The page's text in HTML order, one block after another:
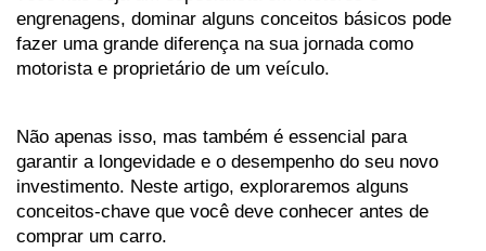
engrenagens, dominar alguns conceitos básicos pode
fazer uma grande diferença na sua jornada como
motorista e proprietário de um veículo.
Não apenas isso, mas também é essencial para
garantir a longevidade e o desempenho do seu novo
investimento. Neste artigo, exploraremos alguns
conceitos-chave que você deve conhecer antes de
comprar um carro.